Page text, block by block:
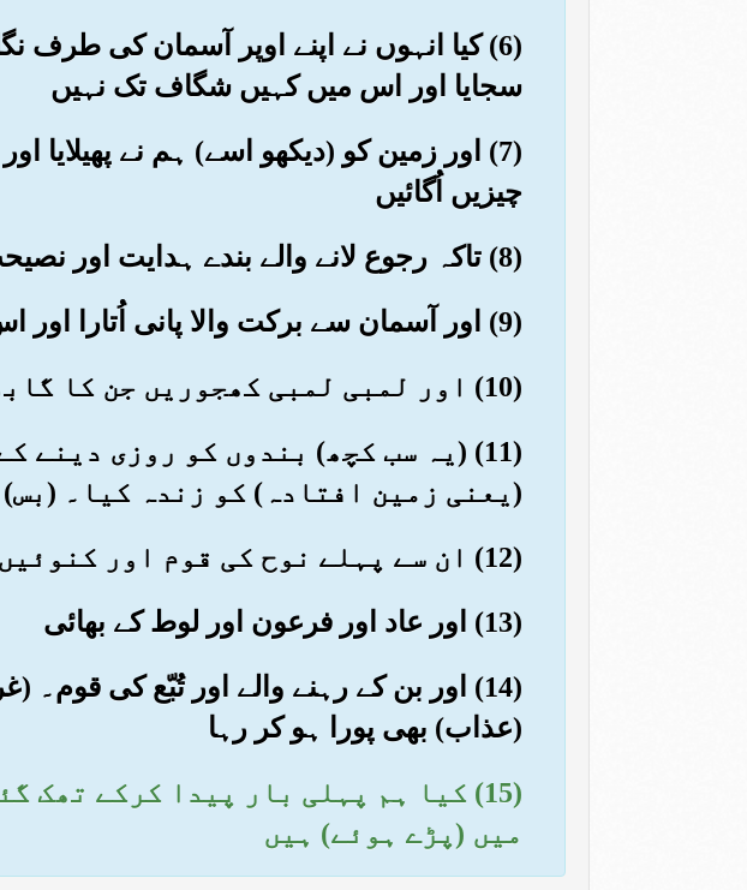
(6) کیا انہوں نے اپنے اوپر آسمان کی طرف
سجایا اور اس میں کہیں شگاف تک نہیں
(7) اور زمین کو (دیکھو اسے) ہم نے
چیزیں اُگائیں
(8) تاکہ رجوع لانے والے بندے ہدایت اور نصیحت حاصل کریں
(9) اور آسمان سے برکت والا پانی اُتارا اور اس سے باغ وبستان اُگائے اور کھیتی کا اناج
(10) اور لمبی لمبی کھجوریں جن کا گابھا تہہ بہ تہہ ہوتا ہے
(11) (یہ سب کچھ) بندوں کو روزی
(یعنی زمین افتادہ) کو زندہ کیا۔
(12) ان سے پہلے نوح کی قوم اور کنوئیں والے اور ثمود جھٹلا چکے ہیں
(13) اور عاد اور فرعون اور لوط کے بھائی
(14) اور بن کے رہنے والے اور تُبّع کی
(عذاب) بھی پورا ہو کر رہا
(15) کیا ہم پہلی بار پیدا کرکے
میں (پڑے ہوئے) ہیں